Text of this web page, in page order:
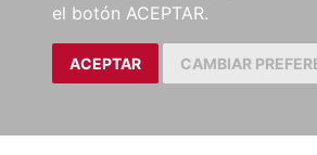
el botón ACEPTAR.
ACEPTAR CAMBIAR